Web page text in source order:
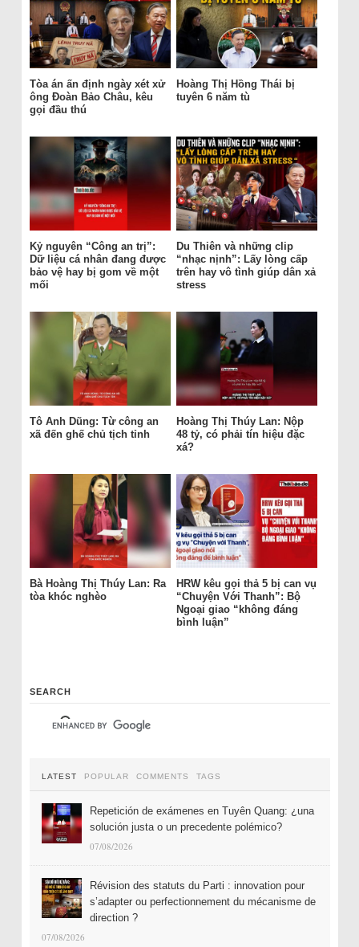
Tòa án ấn định ngày xét xử
ông Đoàn Bảo Châu, kêu
gọi đầu thú
Hoàng Thị Hồng Thái bị
tuyên 6 năm tù
Kỷ nguyên “Công an trị”:
Dữ liệu cá nhân đang được
bảo vệ hay bị gom về một
mối
Du Thiên và những clip
“nhạc nịnh”: Lấy lòng cấp
trên hay vô tình giúp dân xả
stress
Tô Anh Dũng: Từ công an
xã đến ghế chủ tịch tỉnh
Hoàng Thị Thúy Lan: Nộp
48 tỷ, có phải tín hiệu đặc
xá?
Bà Hoàng Thị Thúy Lan: Ra
tòa khóc nghèo
HRW kêu gọi thả 5 bị can vụ
“Chuyện Với Thanh”: Bộ
Ngoại giao “không đáng
bình luận”
SEARCH
LATEST POPULAR COMMENTS TAGS
Repetición de exámenes en Tuyên Quang: ¿una
solución justa o un precedente polémico?
07/08/2026
Révision des statuts du Parti : innovation pour
s’adapter ou perfectionnement du mécanisme de
direction ?
07/08/2026